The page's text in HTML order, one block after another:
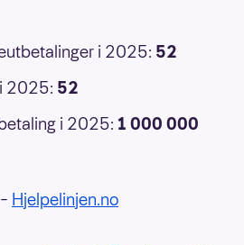
i 2025: 52
2025: 52
i 2025: 1 000 000
– Hjelpelinjen.no